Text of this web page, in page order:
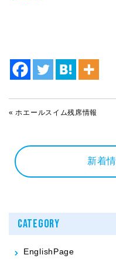
«ホエールスイム残席情報
新着
CATEGORY
EnglishPage